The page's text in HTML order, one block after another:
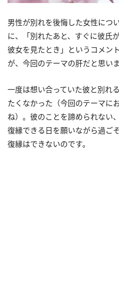
男性が別れを後悔した女性につ
に、「別れたあと、すぐに彼氏
彼女を見たとき」というコメン
が、今回のテーマの肝だと思いま
一度は想い合っていた彼と別れ
たくなかった（今回のテーマに
ね）。彼のことを諦められない
復縁できる日を願いながら過ご
復縁はできないのです。